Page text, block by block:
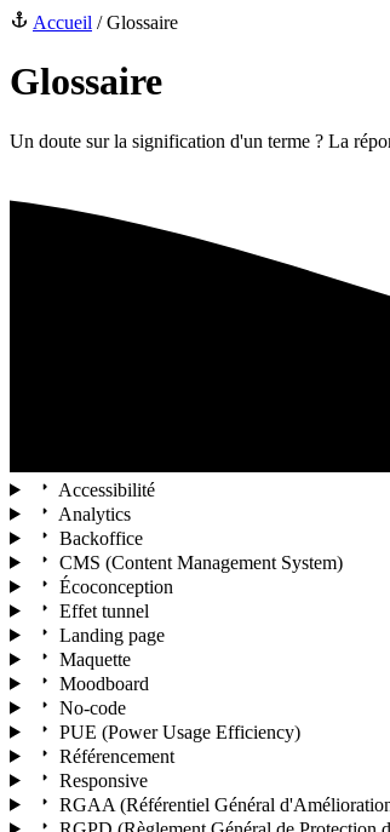
Accueil /Glossaire
Glossaire
Un doute sur la signification d'un terme ? La
Accessibilité
Analytics
Backoffice
CMS (Content Management System)
Écoconception
Effet tunnel
Landing page
Maquette
Moodboard
No-code
PUE (Power Usage Efficiency)
Référencement
Responsive
RGAA (Référentiel Général